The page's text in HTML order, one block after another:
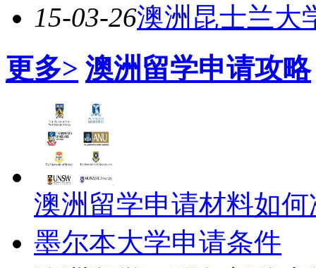
15-03-26澳洲昆士兰大
更多> 澳洲留学申请攻略
澳洲留学申请材料如何
墨尔本大学申请条件